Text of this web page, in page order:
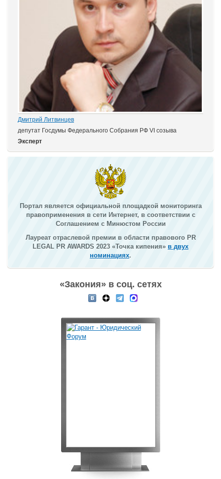
Дмитрий Литвинцев
депутат Госдумы Федерального Собрания РФ VI созыва
Эксперт
Портал является официальной площадкой мониторинга
правоприменения в сети Интернет, в соответствии с
Соглашением с Минюстом России
Лауреат отраслевой премии в области правового PR
LEGAL PR AWARDS 2023 «Точка кипения» в двух
номинациях.
«Закония» в соц. сетях